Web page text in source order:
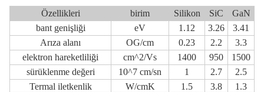
Özellikleri birim Silikon SiC
GaN
bant genişliği
eV 1.12 3.26
3.41
Arıza alanı
OG/cm 0.23 2.2
3.3
elektron hareketliliği
cm^2/Vs 1400 950
1500
sürüklenme değeri
10^7 cm/sn 1 2.7
2.5
Termal iletkenlik
W/cmK 1.5 3.8 1.3